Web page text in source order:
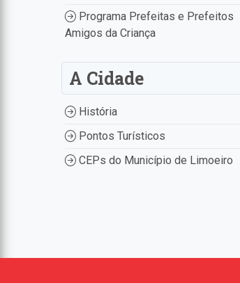
Programa Prefeitas e Prefeitos
Amigos da Criança
A Cidade
História
Pontos Turísticos
CEPs do Município de Limoeiro